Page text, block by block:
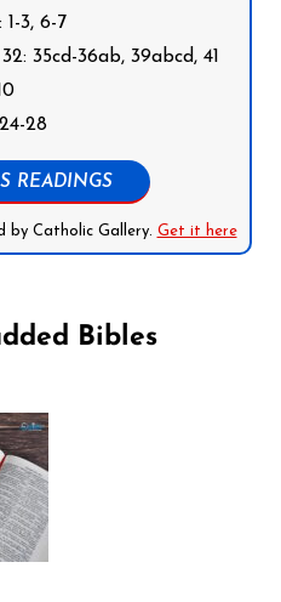
1-3, 6-7
35cd-36ab, 39abcd, 41
28
READINGS
by Catholic Gallery. Get it here
Bibles